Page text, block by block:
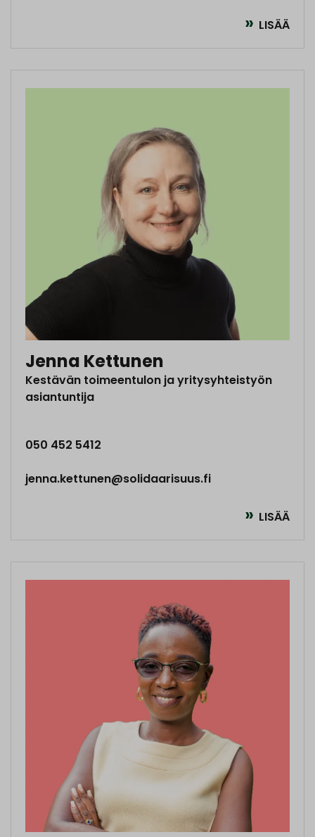
LISÄÄ
Jenna Kettunen
Kestävän toimeentulon ja yritysyhteistyön
asiantuntija
050 452 5412
jenna.kettunen@solidaarisuus.fi
LISÄÄ